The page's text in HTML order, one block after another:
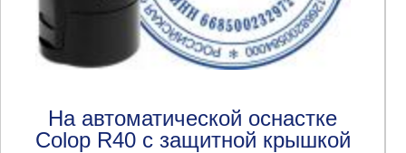
На автоматической оснастке
Colop R40 с защитной крышкой